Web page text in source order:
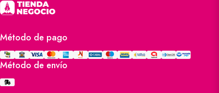
Método de pago
Método de envío